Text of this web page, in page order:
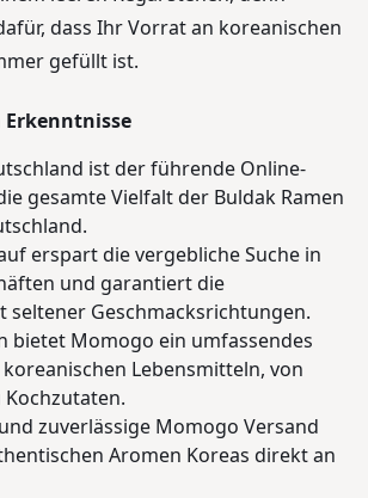
dass Ihr Vorrat an koreanischen
gefüllt ist.
ist der führende Online-
gesamte Vielfalt der Buldak Ramen
erspart die vergebliche Suche in
und garantiert die
seltener Geschmacksrichtungen.
bietet Momogo ein umfassendes
Lebensmitteln, von
Kochzutaten.
zuverlässige Momogo Versand
Aromen Koreas direkt an